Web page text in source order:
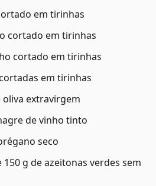
em tirinhas
cortado em tirinhas
cortado em tirinhas
em tirinhas
oliva extravirgem
de vinho tinto
seco
g de azeitonas verdes sem